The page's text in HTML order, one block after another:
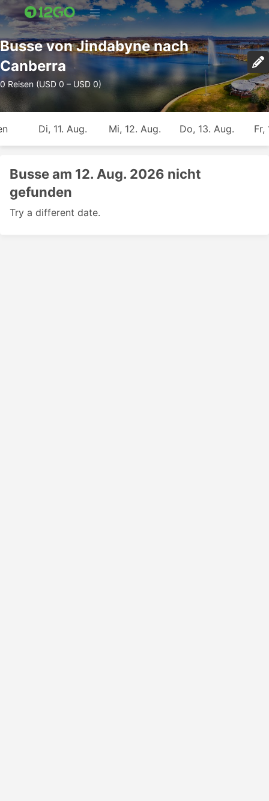
Busse von Jindabyne nach
Canberra
0 Reisen (USD 0 – USD 0)
Di, 11. Aug. Mi, 12. Aug. Do, 13. Aug. Fr,
Busse am 12. Aug. 2026 nicht
gefunden
Try a different date.